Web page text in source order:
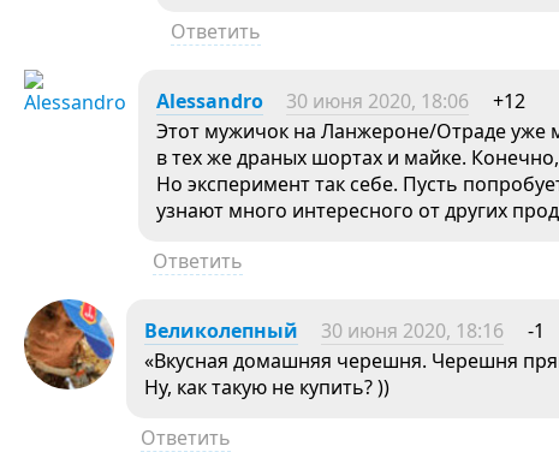
Ответить
Alessandro 30 июня 2020, 18:06
+12
Этот мужичок на Ланжероне/Отраде уже
в тех же драных шортах и майке.
Но эксперимент так себе. Пусть
узнают много интересного от других
Ответить
Великолепный 30 июня 2020, 18:16
-1
«Вкусная домашняя черешня. Черешня
Ну, как такую не купить? ))
Ответить